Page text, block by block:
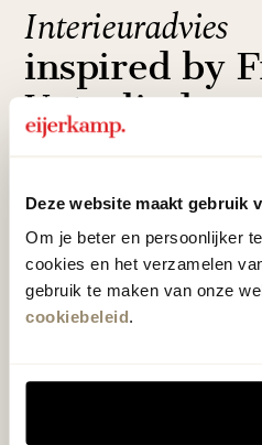
Deze website maakt gebruik
Om je beter en persoonlijker
cookies en het verzamelen
gebruik te maken van onze
cookiebeleid.
Interieuradvies
inspired by
Uyterlinde
geïnspireerd door Frans
klaar om jou te
interieuradvies. Waar ze
droominterieur creëren.